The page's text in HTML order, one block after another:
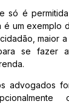
só é
um exemplo
maior
se fazer
advogados